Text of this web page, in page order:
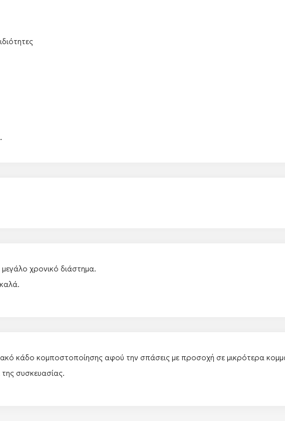
μεγάλο χρονικό διάστημα.
κάδο κομποστοποίησης αφού την σπάσεις με προσοχή σε μικρότερα
συσκευασίας.